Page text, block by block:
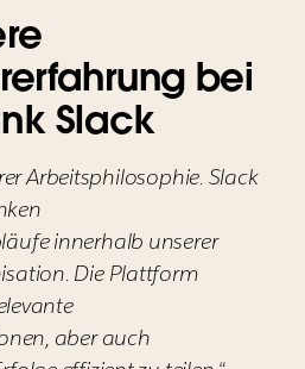
bei
Slack
Arbeitsphilosophie. Slack
innerhalb unserer
Die Plattform
aber auch